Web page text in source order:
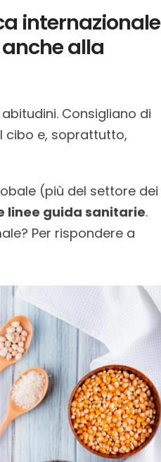
internazionale
alla
Consigliano di
cibo e, soprattutto,
(più del settore dei
linee guida sanitarie.
Per rispondere a